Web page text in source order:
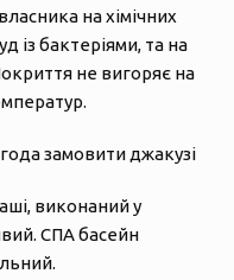
на хімічних
із бактеріями, та на
не вигоряє на
замовити джакузі
виконаний у
СПА басейн